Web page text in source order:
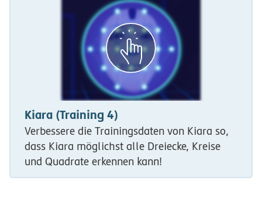
Kiara (Training 4)
Verbessere die Trainingsdaten von Kiara so,
dass Kiara möglichst alle Dreiecke, Kreise
und Quadrate erkennen kann!